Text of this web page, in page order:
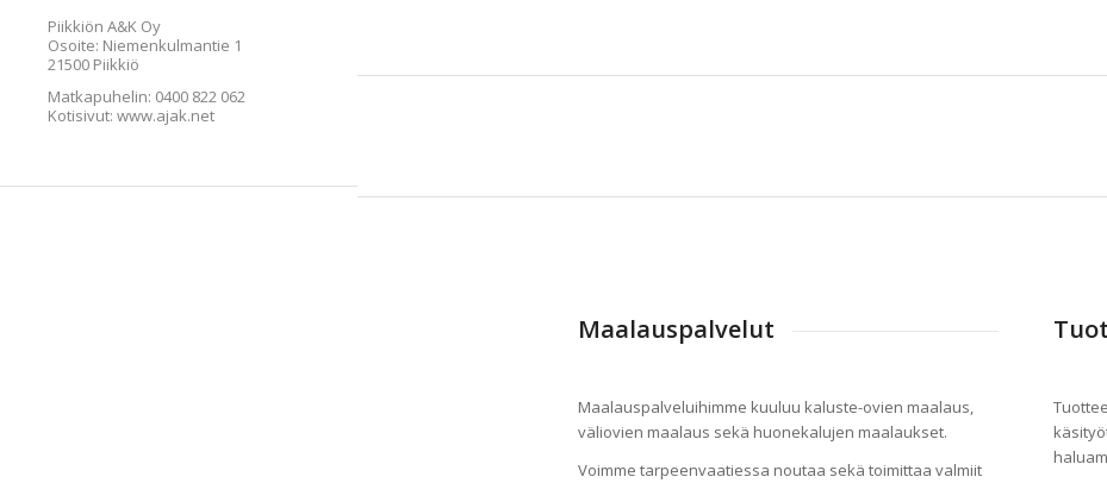
Piikkiön A&K Oy
Osoite: Niemenkulmantie 1
21500 Piikkiö
Matkapuhelin: 0400 822 062
Kotisivut: www.ajak.net
Maalauspalvelut
Maalauspalveluihimme kuuluu kaluste-ovien maalaus,
väliovien maalaus sekä huonekalujen maalaukset.
Voimme tarpeenvaatiessa noutaa sekä toimittaa valmiit